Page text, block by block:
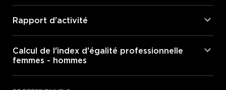
Rapport d'activité
Calcul de l'index d'égalité professionnelle
femmes - hommes